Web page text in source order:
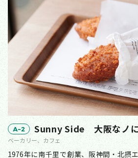
A-2 Sunny Side 大阪なノ
ベーカリー、カフェ
1976年に南千里で創業、阪神間・北摂